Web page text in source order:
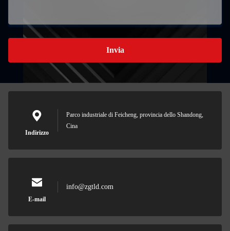
Invia
Indirizzo
Parco industriale di Feicheng, provincia dello Shandong,
Cina
E-mail
info@zgtld.com